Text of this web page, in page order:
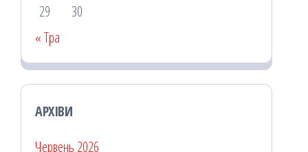
29
30
« Тра
АРХІВИ
Червень 2026